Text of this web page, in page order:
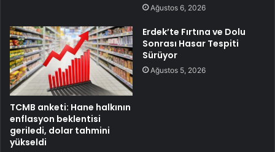
Ağustos 6, 2026
TCMB anketi: Hane halkının
enflasyon beklentisi
geriledi, dolar tahmini
yükseldi
Erdek’te Fırtına ve Dolu
Sonrası Hasar Tespiti
Sürüyor
Ağustos 5, 2026